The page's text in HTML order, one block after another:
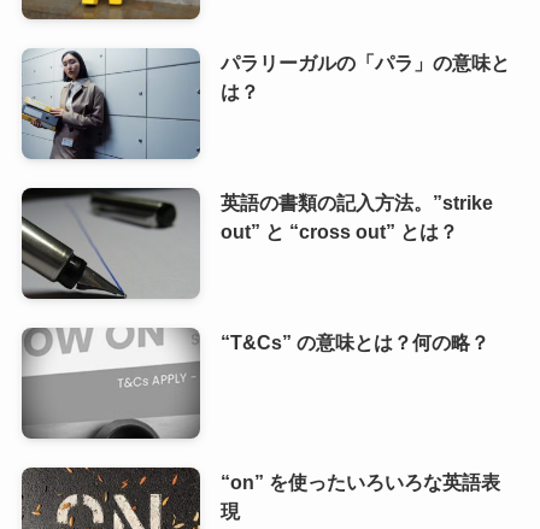
パラリーガルの「パラ」の意味と
は？
英語の書類の記入方法。”strike
out” と “cross out” とは？
“T&Cs” の意味とは？何の略？
“on” を使ったいろいろな英語表
現